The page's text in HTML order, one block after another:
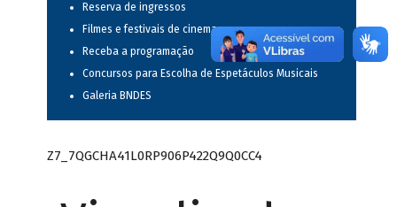
Reserva de ingressos
Filmes e festivais de cinema
Receba a programação
Concursos para Escolha de Espetáculos Musicais
Galeria BNDES
Z7_7QGCHA41L0RP906P422Q9Q0CC4